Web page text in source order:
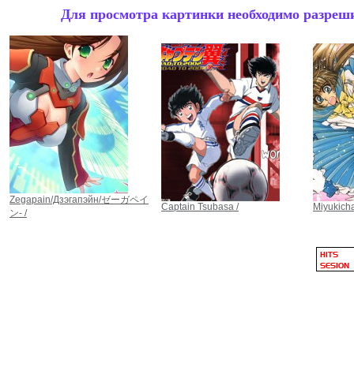
Для просмотра картинки необходимо
Zegapain/Дзэгапэйн/ゼーガペイ
ン- /
Captain Tsubasa /